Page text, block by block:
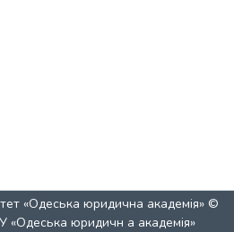
«Одеська юридична академія» ©
«Одеська юридичн а академія»